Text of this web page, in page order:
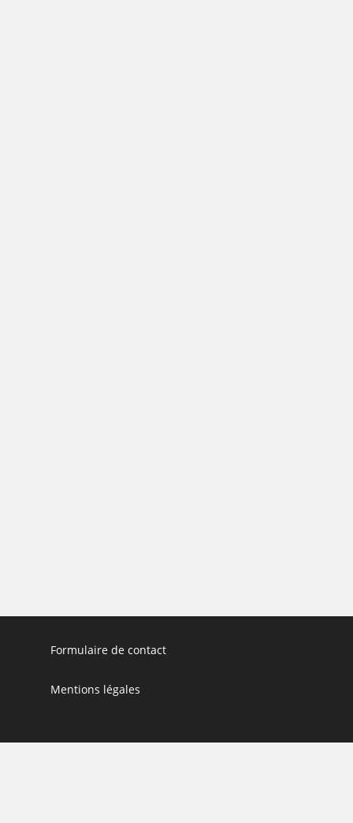
Formulaire de contact
Mentions légales